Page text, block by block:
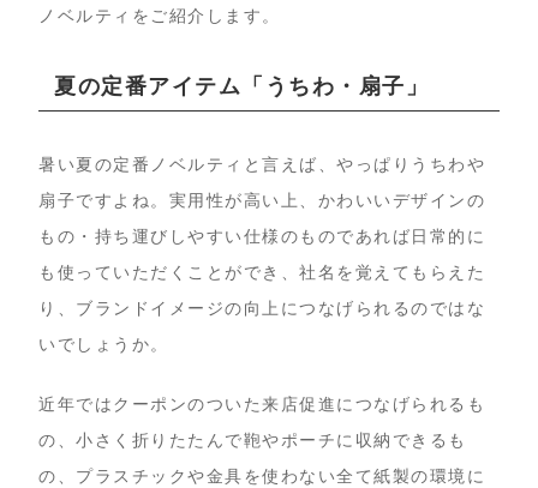
ノベルティをご紹介します。
夏の定番アイテム「うちわ・扇子」
暑い夏の定番ノベルティと言えば、やっぱりうちわや
扇子ですよね。実用性が高い上、かわいいデザインの
もの・持ち運びしやすい仕様のものであれば日常的に
も使っていただくことができ、社名を覚えてもらえた
り、ブランドイメージの向上につなげられるのではな
いでしょうか。
近年ではクーポンのついた来店促進につなげられるも
の、小さく折りたたんで鞄やポーチに収納できるも
の、プラスチックや金具を使わない全て紙製の環境に